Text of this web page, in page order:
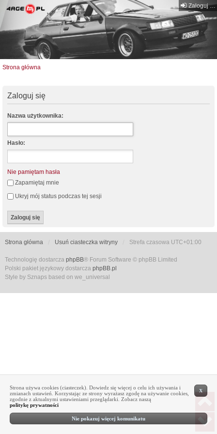
Zaloguj się
Strona główna
Zaloguj się
Nazwa użytkownika:
Hasło:
Nie pamiętam hasła
Zapamiętaj mnie
Ukryj mój status podczas tej sesji
Strona główna Usuń ciasteczka witryny Strefa czasowa UTC+01:00
Technologię dostarcza phpBB® Forum Software © phpBB Limited
Polski pakiet językowy dostarcza phpBB.pl
Style by Sznaps based on we_universal
X
Strona używa cookies (ciasteczek). Dowiedz się więcej o celu ich używania i
zmianach ustawień. Korzystając ze strony wyrażasz zgodę na używanie cookies,
zgodnie z aktualnymi ustawieniami przeglądarki. Zobacz naszą
politykę prywatności
Nie pokazuj więcej komunikatu